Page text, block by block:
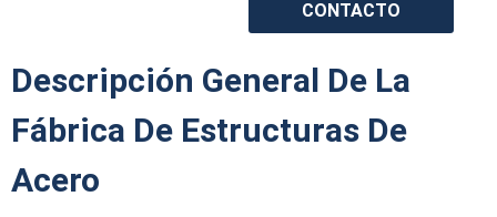
CONTACTO
Descripción General De La
Fábrica De Estructuras De
Acero